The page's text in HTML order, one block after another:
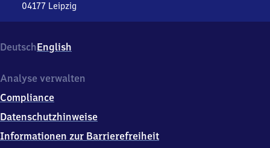
04177 Leipzig
Demmeringstr.,
0
1
7
Leipzig
DeutschEnglish
Analyse verwalten
Compliance
Datenschutzhinweise
Informationen zur Barrierefreiheit